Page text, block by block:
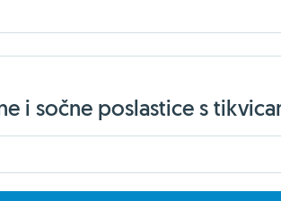
i sočne poslastice s